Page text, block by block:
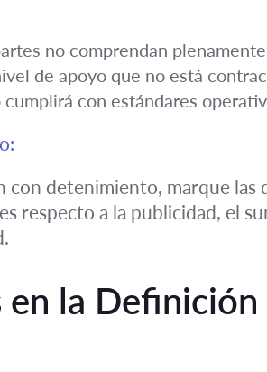
no comprendan
de apoyo que no está
con estándares
con detenimiento, marque
respecto a la publicidad, el
en la